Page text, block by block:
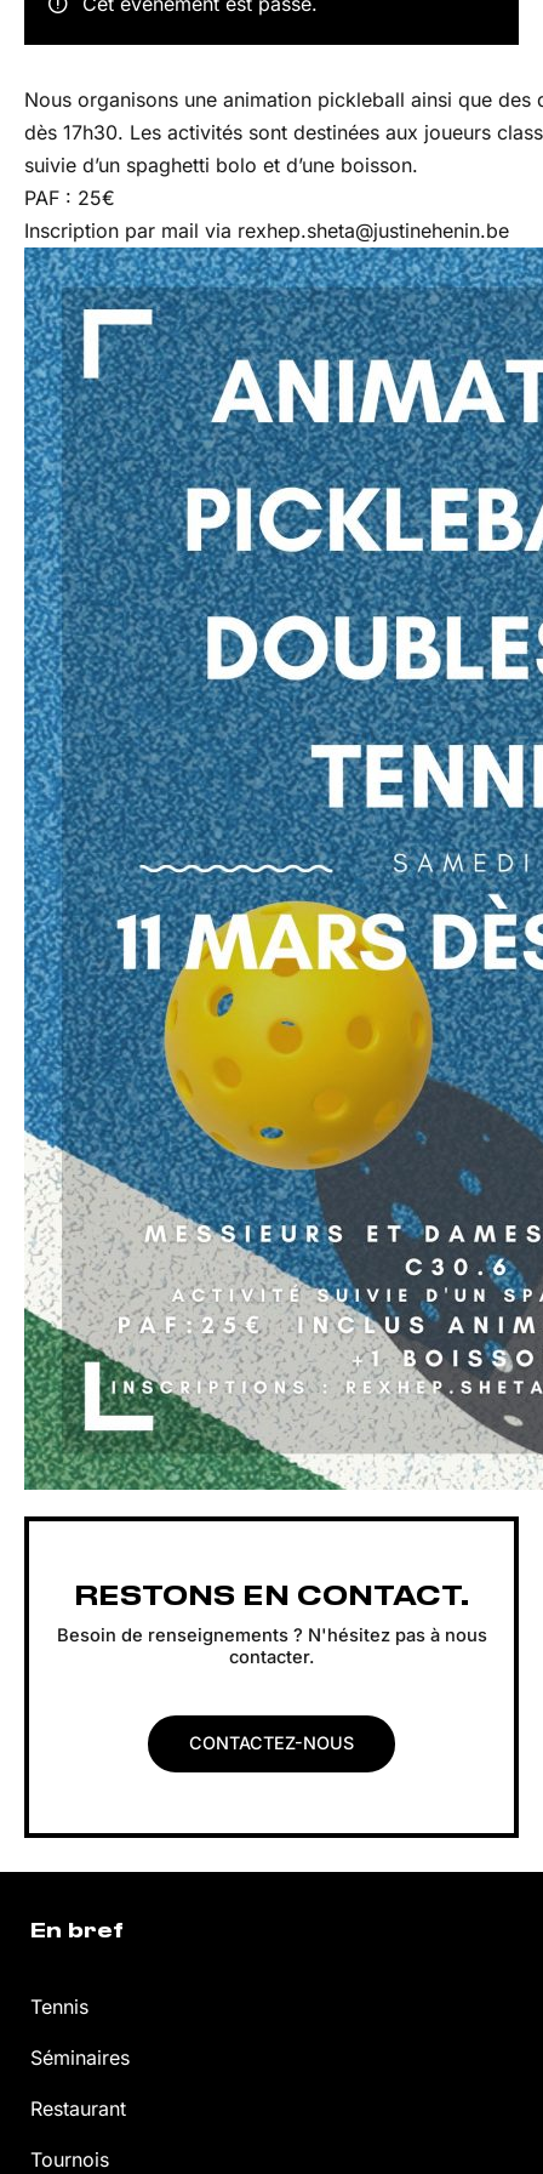
Nous organisons une animation pickleball ainsi que des
dès 17h30. Les activités sont destinées aux joueurs
suivie d’un spaghetti bolo et d’une boisson.
PAF : 25€
Inscription par mail via rexhep.sheta@justinehenin.be
RESTONS EN CONTACT.
Besoin de renseignements ? N'hésitez pas à nous
contacter.
CONTACTEZ-NOUS
En bref
Tennis
Séminaires
Restaurant
Tournois